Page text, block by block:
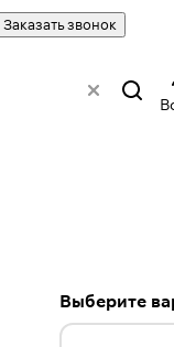
Заказать звонок
Выберите